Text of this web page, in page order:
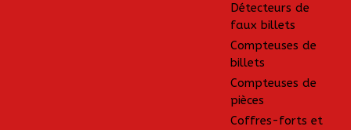
Détecteurs de
faux billets
Compteuses de
billets
Compteuses de
pièces
Coffres-forts et